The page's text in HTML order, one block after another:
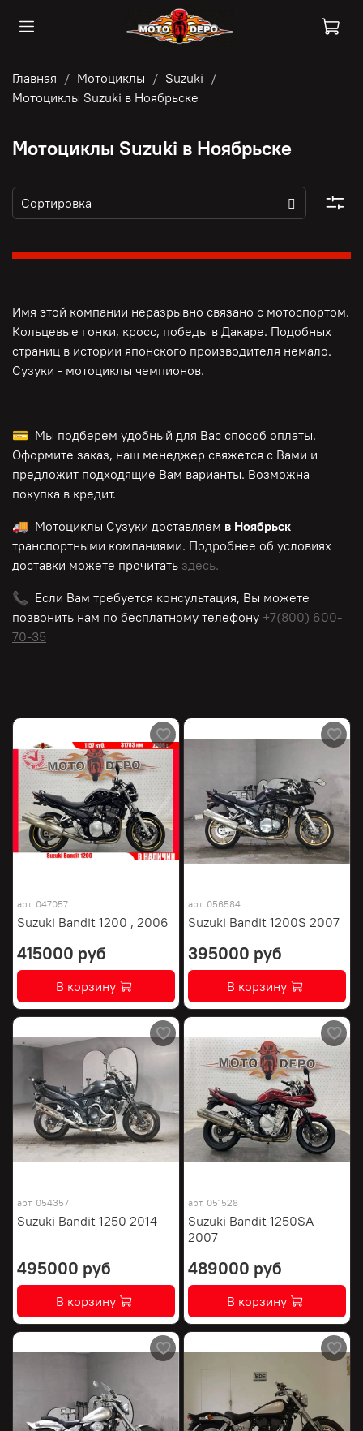
Главная Мотоциклы
Suzuki
Мотоциклы Suzuki в Ноябрьске
Мотоциклы Suzuki в Ноябрьске
Имя этой компании неразрывно связано с мотоспортом.
Кольцевые гонки, кросс, победы в Дакаре. Подобных
страниц в истории японского производителя немало.
Сузуки - мотоциклы чемпионов.
💳 Мы подберем удобный для Вас способ оплаты.
Оформите заказ, наш менеджер свяжется с Вами и
предложит подходящие Вам варианты. Возможна
покупка в кредит.
🚚 Мотоциклы Сузуки доставляем в Ноябрьск
транспортными компаниями. Подробнее об условиях
доставки можете прочитать здесь.
📞 Если Вам требуется консультация, Вы можете
позвонить нам по бесплатному телефону +7(800) 600-
70-35
арт. 047057
Suzuki Bandit 1200 , 2006
415000 руб
В корзину
арт. 056584
Suzuki Bandit 1200S 2007
395000 руб
В корзину
арт. 054357
Suzuki Bandit 1250 2014
495000 руб
В корзину
арт. 051528
Suzuki Bandit 1250SA
2007
489000 руб
В корзину